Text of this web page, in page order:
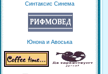
Синтаксис Синема
Юнона и Авоська